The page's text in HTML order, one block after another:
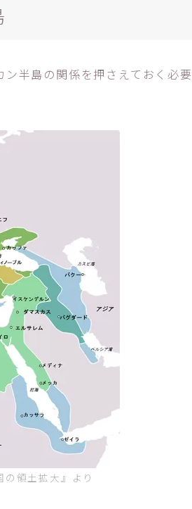
半島の関係を押さえておく必要
領土拡大』より